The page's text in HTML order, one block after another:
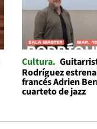
Cultura
Rodríguez
francés Adrien
cuarteto de jazz